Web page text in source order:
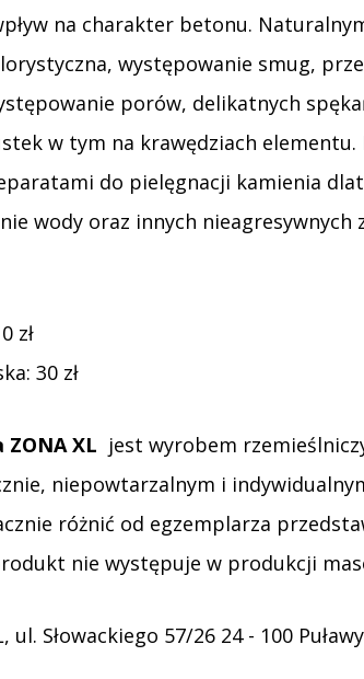
na charakter betonu.
występowanie smug,
porów, delikatnych
w tym na krawędziach elementu.
do pielęgnacji kamienia
wody oraz innych nieagresywnych
zł
30 zł
XL jest wyrobem
niepowtarzalnym i
różnić od egzemplarza
nie występuje w produkcji
ul. Słowackiego 57/26 24 - 100 Puławy